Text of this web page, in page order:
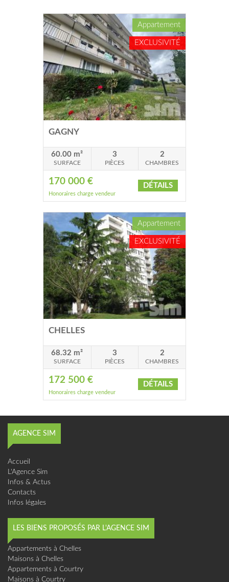
Appartement
EXCLUSIVITÉ
GAGNY
60.00 m²
SURFACE
3
PIÈCES
2
CHAMBRES
170 000 €
Honoraires charge vendeur
DÉTAILS
Appartement
EXCLUSIVITÉ
CHELLES
68.32 m²
SURFACE
3
PIÈCES
2
CHAMBRES
172 500 €
Honoraires charge vendeur
DÉTAILS
AGENCE SIM
Accueil
L'Agence Sim
Infos & Actus
Contacts
Infos légales
LES BIENS PROPOSÉS PAR L'AGENCE SIM
Appartements à Chelles
Maisons à Chelles
Appartements à Courtry
Maisons à Courtry